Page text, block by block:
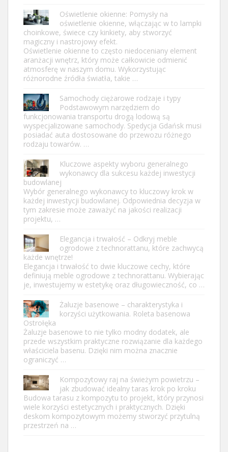
Oświetlenie okienne: Pomysły na
oświetlenie okienne, włączając w to lampki
choinkowe, świece czy kinkiety, aby stworzyć
magiczny i nastrojowy efekt.
Oświetlenie okienne to często niedoceniany element
aranżacji wnętrz, który może całkowicie odmienić
atmosferę w naszym domu. Wykorzystując
różnorodne źródła światła, takie …
Samochody ciężarowe rodzaje i typy
Podstawowym narzędziem do
funkcjonowania transportu drogą lodową są
wyspecjalizowane samochody. Spedycja Gdańsk musi
posiadać auta dostosowane do przewozu różnego
rodzaju towarów. …
Kluczowe aspekty wyboru generalnego
wykonawcy dla sukcesu każdej inwestycji
budowlanej
Wybór generalnego wykonawcy to kluczowy krok w
każdej inwestycji budowlanej. Odpowiednia decyzja w
tym zakresie może zaważyć na jakości realizacji
projektu, …
Elegancja i trwałość – Odkryj meble
ogrodowe z technorattanu, które zachwycą
każde wnętrze!
Elegancja i trwałość to dwie kluczowe cechy, które
definiują meble ogrodowe z technorattanu. Wybierając
je, inwestujemy w estetykę oraz długowieczność, co …
Żaluzje basenowe – charakterystyka i
korzyści użytkowania. Roleta basenowa
Ostrołęka
Żaluzje basenowe to nie tylko modny dodatek, ale
przede wszystkim praktyczne rozwiązanie dla każdego
właściciela basenu. Dzięki nim można znacznie
ograniczyć …
Kompozytowy raj na świeżym powietrzu –
jak zbudować idealny taras krok po kroku
Budowa tarasu z kompozytu to projekt, który przynosi
wiele korzyści estetycznych i praktycznych. Dzięki
deskom kompozytowym możemy stworzyć przytulną
przestrzeń na …